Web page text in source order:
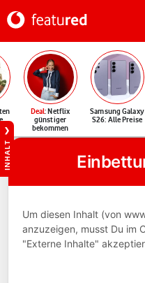
Deal: Netflix
günstiger
bekommen
Samsung Galaxy
S26: Alle Preise
INHALT